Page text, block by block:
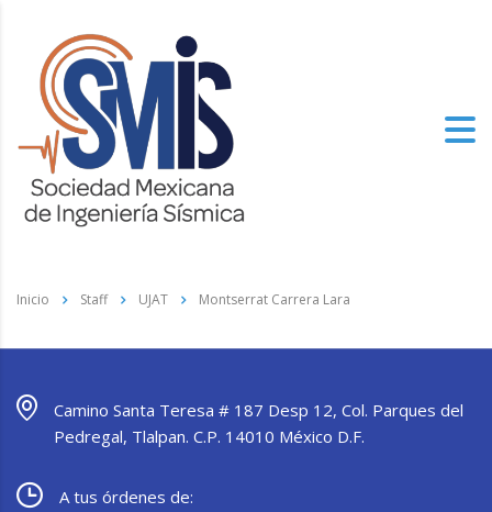
Inicio Staff UJAT Montserrat Carrera Lara
Camino Santa Teresa # 187 Desp 12, Col. Parques del
Pedregal, Tlalpan. C.P. 14010 México D.F.
A tus órdenes de: